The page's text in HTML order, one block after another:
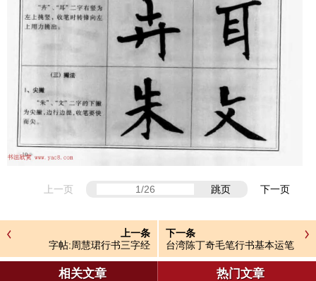
上一页 跳页 下一页
上一条
字帖:周慧珺行书三字经
下一条
台湾陈丁奇毛笔行书基本运笔
法
相关文章 热门文章